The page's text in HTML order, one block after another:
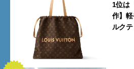
1位は
作】
ルク